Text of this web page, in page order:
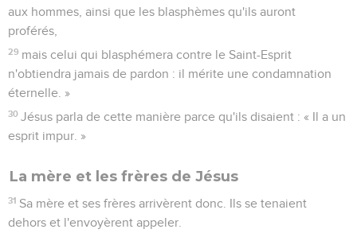
aux hommes, ainsi que les blasphèmes qu'ils auront
proférés,
29 mais celui qui blasphémera contre le Saint-Esprit
n'obtiendra jamais de pardon : il mérite une condamnation
éternelle. »
30 Jésus parla de cette manière parce qu'ils disaient : « Il a un
esprit impur. »
La mère et les frères de Jésus
31 Sa mère et ses frères arrivèrent donc. Ils se tenaient
dehors et l'envoyèrent appeler.